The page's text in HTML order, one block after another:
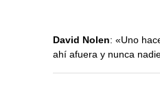
David Nolen: «Uno
ahí afuera y nunca